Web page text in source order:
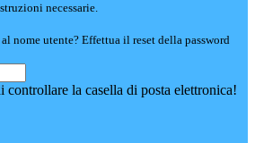
necessarie.
nome utente? Effettua il reset della password
controllare la casella di posta elettronica!